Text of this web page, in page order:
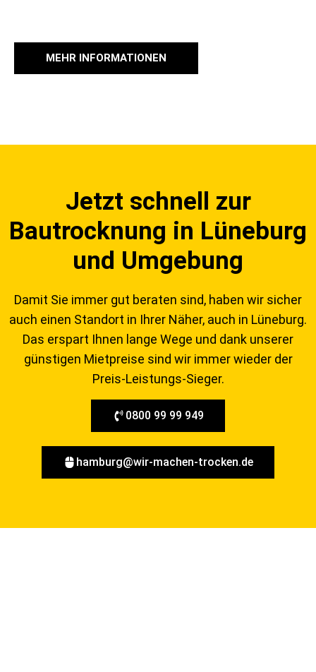
MEHR INFORMATIONEN
Jetzt schnell zur
Bautrocknung in Lüneburg
und Umgebung
Damit Sie immer gut beraten sind, haben wir sicher
auch einen Standort in Ihrer Näher, auch in Lüneburg.
Das erspart Ihnen lange Wege und dank unserer
günstigen Mietpreise sind wir immer wieder der
Preis-Leistungs-Sieger.
0800 99 99 949
hamburg@wir-machen-trocken.de